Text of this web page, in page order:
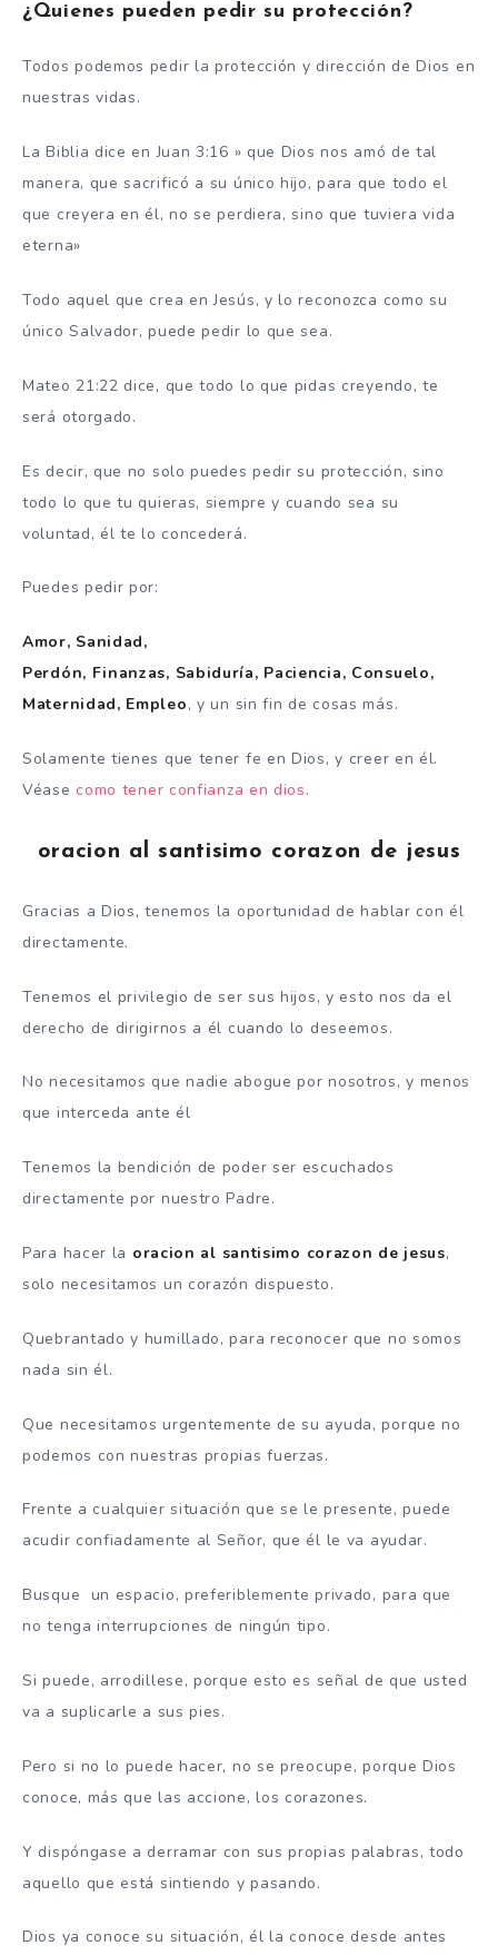
¿Quienes pueden pedir su protección?
Todos podemos pedir la protección y dirección de Dios en
nuestras vidas.
La Biblia dice en Juan 3:16 » que Dios nos amó de tal
manera, que sacrificó a su único hijo, para que todo el
que creyera en él, no se perdiera, sino que tuviera vida
eterna»
Todo aquel que crea en Jesús, y lo reconozca como su
único Salvador, puede pedir lo que sea.
Mateo 21:22 dice, que todo lo que pidas creyendo, te
será otorgado.
Es decir, que no solo puedes pedir su protección, sino
todo lo que tu quieras, siempre y cuando sea su
voluntad, él te lo concederá.
Puedes pedir por:
Amor, Sanidad,
Perdón, Finanzas, Sabiduría, Paciencia, Consuelo,
Maternidad, Empleo, y un sin fin de cosas más.
Solamente tienes que tener fe en Dios, y creer en él.
Véase como tener confianza en dios.
oracion al santisimo corazon de jesus
Gracias a Dios, tenemos la oportunidad de hablar con él
directamente.
Tenemos el privilegio de ser sus hijos, y esto nos da el
derecho de dirigirnos a él cuando lo deseemos.
No necesitamos que nadie abogue por nosotros, y menos
que interceda ante él
Tenemos la bendición de poder ser escuchados
directamente por nuestro Padre.
Para hacer la oracion al santisimo corazon de jesus,
solo necesitamos un corazón dispuesto.
Quebrantado y humillado, para reconocer que no somos
nada sin él.
Que necesitamos urgentemente de su ayuda, porque no
podemos con nuestras propias fuerzas.
Frente a cualquier situación que se le presente, puede
acudir confiadamente al Señor, que él le va ayudar.
Busque un espacio, preferiblemente privado, para que
no tenga interrupciones de ningún tipo.
Si puede, arrodillese, porque esto es señal de que usted
va a suplicarle a sus pies.
Pero si no lo puede hacer, no se preocupe, porque Dios
conoce, más que las accione, los corazones.
Y dispóngase a derramar con sus propias palabras, todo
aquello que está sintiendo y pasando.
Dios ya conoce su situación, él la conoce desde antes